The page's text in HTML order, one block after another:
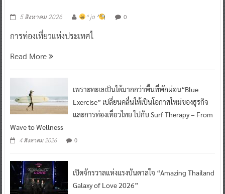
5 สิงหาคม 2026 ^ jo ^ 0
การท่องเที่ยวแห่งประเทศไ
Read More
เพราะทะเลเป็นได้มากกว่าพื้นที่พักผ่อน“Blue
Exercise” เปลี่ยนคลื่นให้เป็นโอกาสใหม่ของธุรกิจ
และการท่องเที่ยวไทย ไปกับ Surf Therapy – From
Wave to Wellness
4 สิงหาคม 2026 0
เปิดจักรวาลแห่งแรงบันดาลใจ “Amazing Thailand
Galaxy of Love 2026”